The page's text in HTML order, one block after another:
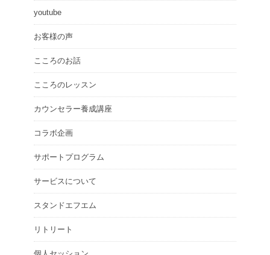
youtube
お客様の声
こころのお話
こころのレッスン
カウンセラー養成講座
コラボ企画
サポートプログラム
サービスについて
スタンドエフエム
リトリート